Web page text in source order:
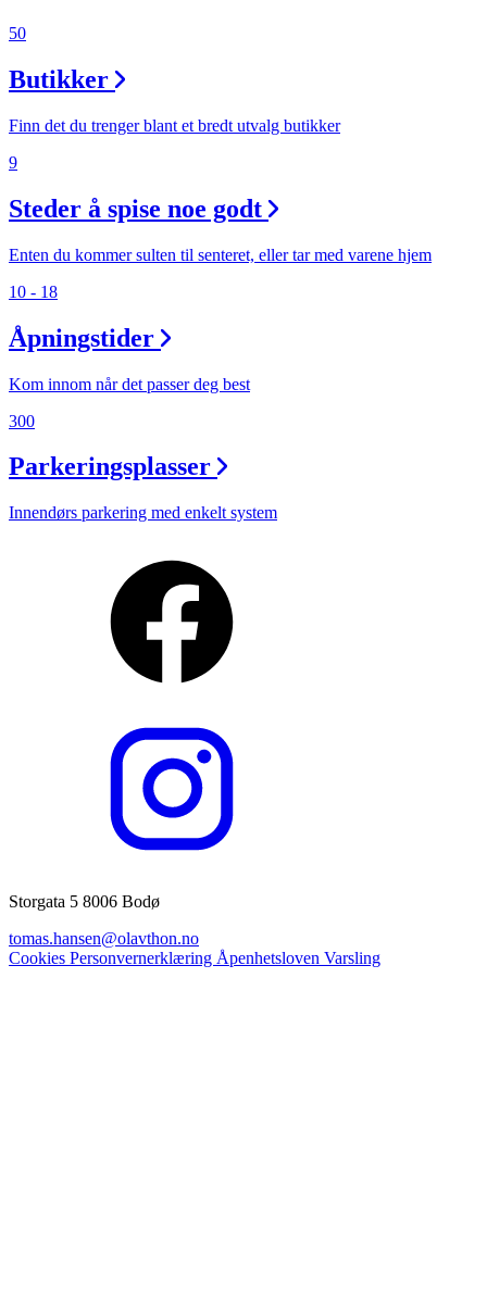
50
Butikker
Finn det du trenger blant et bredt utvalg butikker
9
Steder å spise noe godt
Enten du kommer sulten til senteret, eller tar med varene hjem
10 - 18
Åpningstider
Kom innom når det passer deg best
300
Parkeringsplasser
Innendørs parkering med enkelt system
Storgata 5 8006 Bodø
tomas.hansen@olavthon.no
Cookies Personvernerklæring Åpenhetsloven Varsling